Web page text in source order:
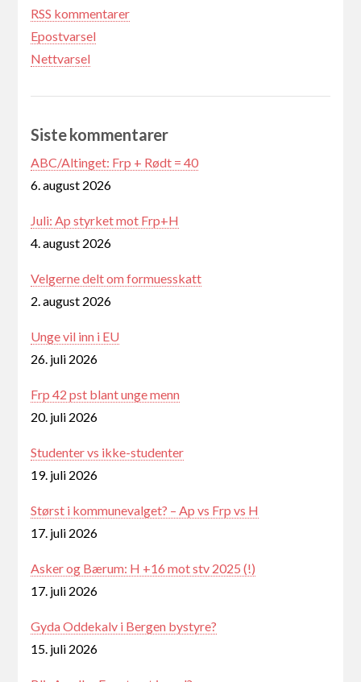
RSS kommentarer
Epostvarsel
Nettvarsel
Siste kommentarer
ABC/Altinget: Frp + Rødt = 40
6. august 2026
Juli: Ap styrket mot Frp+H
4. august 2026
Velgerne delt om formuesskatt
2. august 2026
Unge vil inn i EU
26. juli 2026
Frp 42 pst blant unge menn
20. juli 2026
Studenter vs ikke-studenter
19. juli 2026
Størst i kommunevalget? – Ap vs Frp vs H
17. juli 2026
Asker og Bærum: H +16 mot stv 2025 (!)
17. juli 2026
Gyda Oddekalv i Bergen bystyre?
15. juli 2026